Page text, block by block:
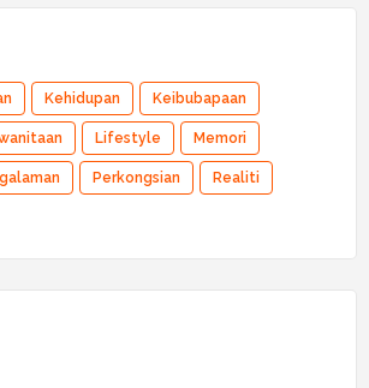
Kehidupan Keibubapaan
Lifestyle Memori
Perkongsian Realiti